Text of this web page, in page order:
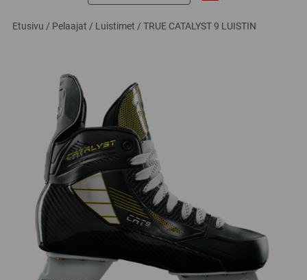
Etusivu / Pelaajat / Luistimet / TRUE CATALYST 9 LUISTIN